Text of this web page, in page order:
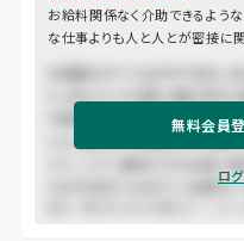
お給料関係なく介助できるよう
な仕事よりも人と人とが密接に
無料会員
ロ
の尾をめぐる谷の入り口である
たびか改まったもので、古道は